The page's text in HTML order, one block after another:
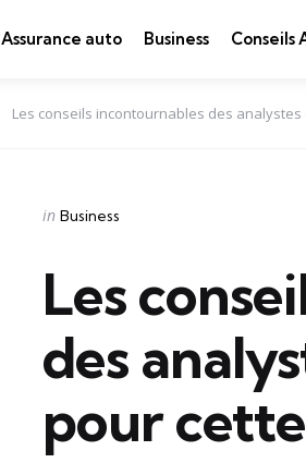
Assurance auto Business Conseils
Les conseils incontournables des
Categories
Posted
in Business
Les
des
pour